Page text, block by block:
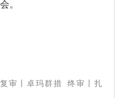
。
审丨卓玛群措 终审丨扎